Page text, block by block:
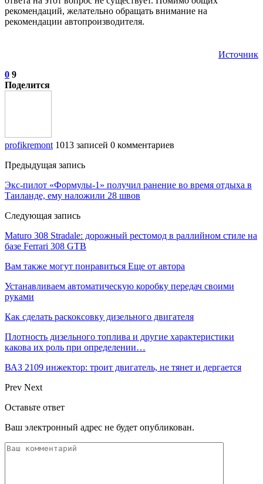
рекомендаций, желательно обращать внимание на
рекомендации автопроизводителя.
Источник
0 9
Поделится
profikremont 1013 записей 0 комментариев
Предыдущая запись
Экс‑пилот «Формулы‑1» получил ранение во время отдыха в
Таиланде, ему наложили 28 швов
Следующая запись
Maturo 308 Stradale: дорожный рестомод в раллийном стиле на
базе Ferrari 308 GTB
Вам также могут понравиться Еще от автора
Устанавливаем автоматическую коробку передач своими
руками
Как сделать раскоксовку дизельного двигателя
Плотность дизельного топлива и другие характеристики
какова их роль при определении…
ВАЗ 2109 инжектор: троит двигатель, не тянет и дергается
Prev Next
Оставьте ответ
Ваш электронный адрес не будет опубликован.